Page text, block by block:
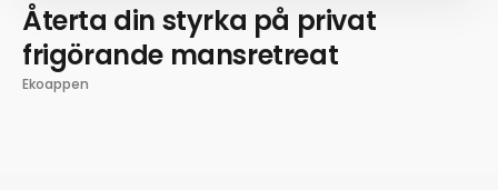
Återta din styrka på privat
frigörande mansretreat
Ekoappen